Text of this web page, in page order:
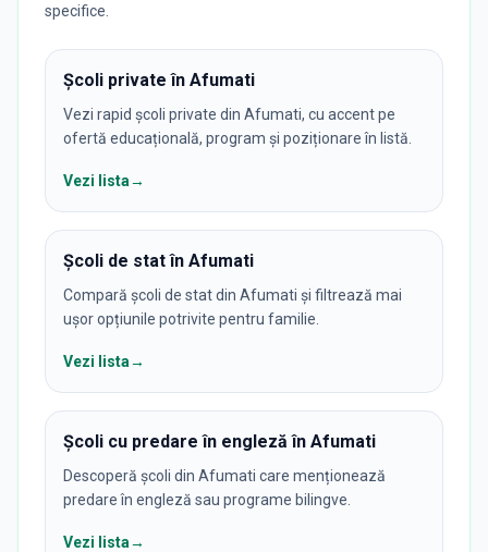
specifice.
Școli private în Afumati
Vezi rapid școli private din Afumati, cu accent pe
ofertă educațională, program și poziționare în listă.
Vezi lista→
Școli de stat în Afumati
Compară școli de stat din Afumati și filtrează mai
ușor opțiunile potrivite pentru familie.
Vezi lista→
Școli cu predare în engleză în Afumati
Descoperă școli din Afumati care menționează
predare în engleză sau programe bilingve.
Vezi lista→